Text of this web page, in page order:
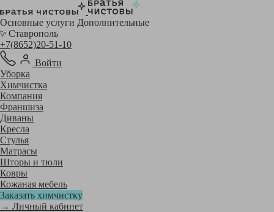
Основные услуги Дополнительные
Ставрополь
+7(8652)20-51-10
Войти
Уборка
Химчистка
Компания
Франшиза
Диваны
Кресла
Стулья
Матрасы
Шторы и тюли
Ковры
Кожаная мебель
Заказать химчистку
→ Личный кабинет